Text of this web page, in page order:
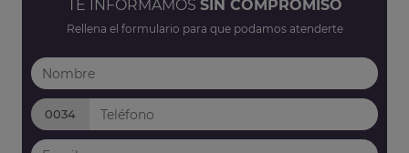
TE INFORMAMOS SIN COMPROMISO
Rellena el formulario para que podamos atenderte
0034